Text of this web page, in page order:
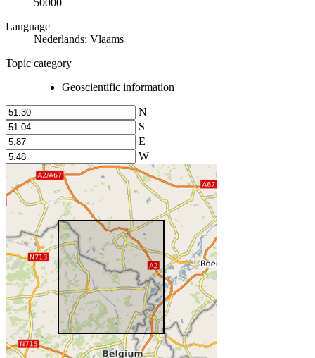
Language
Nederlands; Vlaams
Topic category
Geoscientific information
N
S
E
W